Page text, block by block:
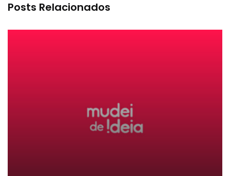
Posts Relacionados